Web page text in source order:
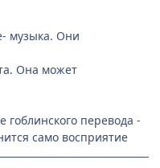
музыка. Они
Она может
гоблинского перевода -
само восприятие